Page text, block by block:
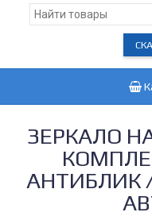
ЗЕРКАЛО
АНТИБЛИК